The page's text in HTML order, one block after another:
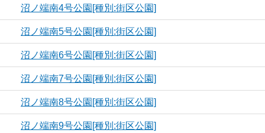
沼ノ端南4号公園[種別:街区公園]
沼ノ端南5号公園[種別:街区公園]
沼ノ端南6号公園[種別:街区公園]
沼ノ端南7号公園[種別:街区公園]
沼ノ端南8号公園[種別:街区公園]
沼ノ端南9号公園[種別:街区公園]